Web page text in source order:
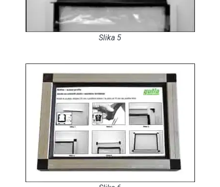
Slika 5